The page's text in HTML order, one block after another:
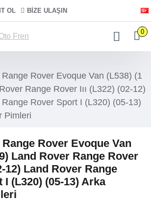
OL BIZE ULAŞIN
0
Rover Evoque Van (L538) (1
Range Rover Iıı (L322) (02-12)
Rover Sport I (L320) (05-13)
Pimleri
Rover Evoque Van
Land Rover Range Rover
12) Land Rover Range
(L320) (05-13) Arka